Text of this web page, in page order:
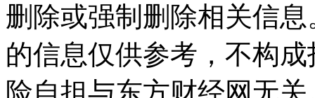
删除或强制删除相关信
的信息仅供参考，不构
险自担与东方财经网无